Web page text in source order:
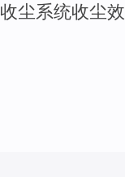
收尘系统收尘